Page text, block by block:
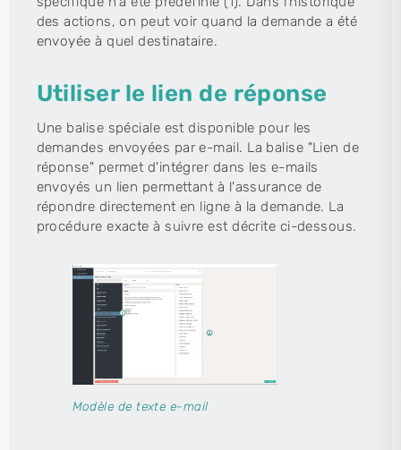
des actions, on peut voir quand la demande a été
envoyée à quel destinataire.
Utiliser le lien de réponse
Une balise spéciale est disponible pour les
demandes envoyées par e-mail. La balise "Lien de
réponse" permet d'intégrer dans les e-mails
envoyés un lien permettant à l'assurance de
répondre directement en ligne à la demande. La
procédure exacte à suivre est décrite ci-dessous.
Modèle de texte e-mail